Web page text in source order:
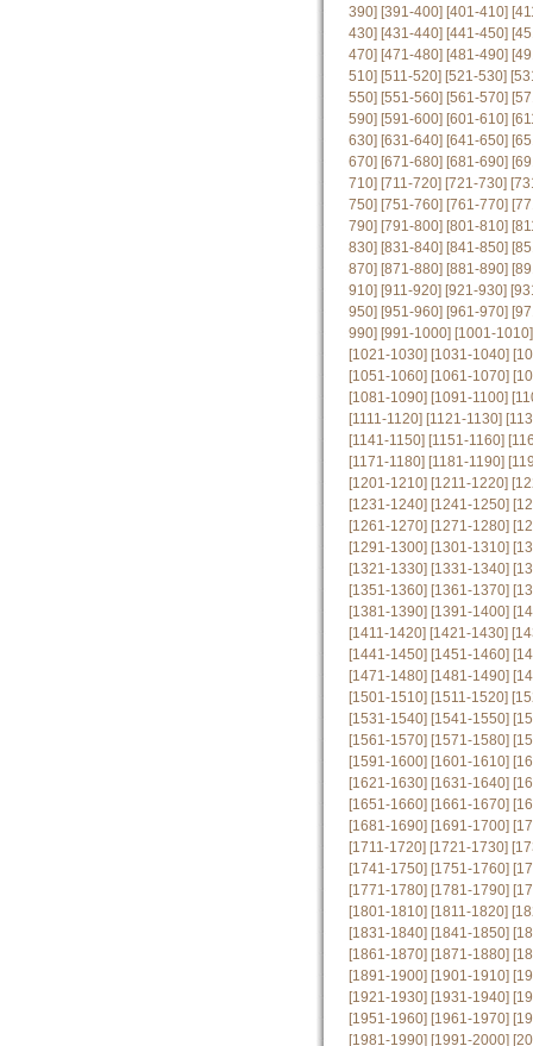
390] [391-400] [401-410]
430] [431-440] [441-450]
470] [471-480] [481-490]
510] [511-520] [521-530]
550] [551-560] [561-570]
590] [591-600] [601-610]
630] [631-640] [641-650]
670] [671-680] [681-690]
710] [711-720] [721-730]
750] [751-760] [761-770]
790] [791-800] [801-810]
830] [831-840] [841-850]
870] [871-880] [881-890]
910] [911-920] [921-930]
950] [951-960] [961-970]
990] [991-1000] [1001-1010]
[1021-1030] [1031-1040]
[1051-1060] [1061-1070]
[1081-1090] [1091-1100]
[1111-1120] [1121-1130]
[1141-1150] [1151-1160]
[1171-1180] [1181-1190]
[1201-1210] [1211-1220]
[1231-1240] [1241-1250]
[1261-1270] [1271-1280]
[1291-1300] [1301-1310]
[1321-1330] [1331-1340]
[1351-1360] [1361-1370]
[1381-1390] [1391-1400]
[1411-1420] [1421-1430]
[1441-1450] [1451-1460]
[1471-1480] [1481-1490]
[1501-1510] [1511-1520]
[1531-1540] [1541-1550]
[1561-1570] [1571-1580]
[1591-1600] [1601-1610]
[1621-1630] [1631-1640]
[1651-1660] [1661-1670]
[1681-1690] [1691-1700]
[1711-1720] [1721-1730]
[1741-1750] [1751-1760]
[1771-1780] [1781-1790]
[1801-1810] [1811-1820]
[1831-1840] [1841-1850]
[1861-1870] [1871-1880]
[1891-1900] [1901-1910]
[1921-1930] [1931-1940]
[1951-1960] [1961-1970]
[1981-1990] [1991-2000]